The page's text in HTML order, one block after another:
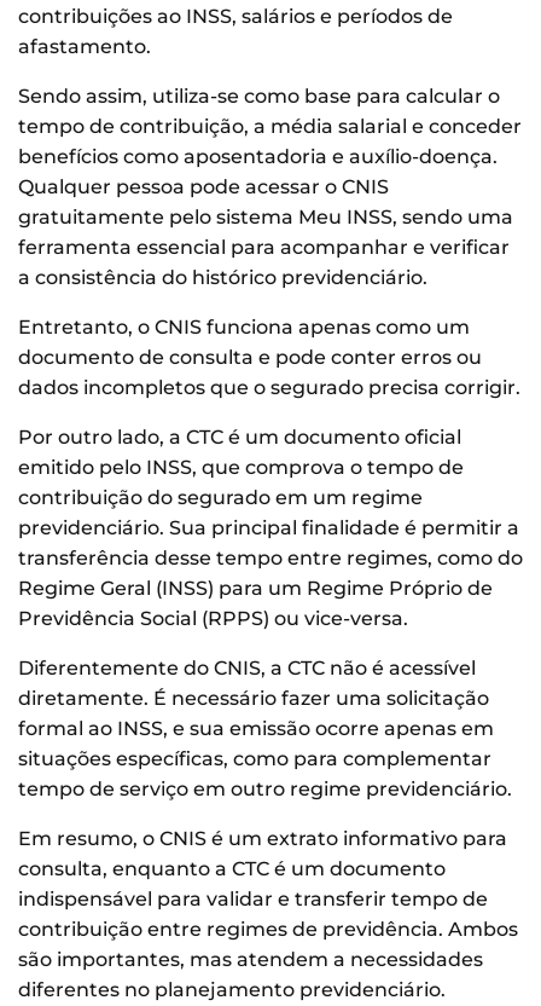
contribuições ao INSS, salários e períodos de
afastamento.
Sendo assim, utiliza-se como base para calcular o
tempo de contribuição, a média salarial e conceder
benefícios como aposentadoria e auxílio-doença.
Qualquer pessoa pode acessar o CNIS
gratuitamente pelo sistema Meu INSS, sendo uma
ferramenta essencial para acompanhar e verificar
a consistência do histórico previdenciário.
Entretanto, o CNIS funciona apenas como um
documento de consulta e pode conter erros ou
dados incompletos que o segurado precisa corrigir.
Por outro lado, a CTC é um documento oficial
emitido pelo INSS, que comprova o tempo de
contribuição do segurado em um regime
previdenciário. Sua principal finalidade é permitir a
transferência desse tempo entre regimes, como do
Regime Geral (INSS) para um Regime Próprio de
Previdência Social (RPPS) ou vice-versa.
Diferentemente do CNIS, a CTC não é acessível
diretamente. É necessário fazer uma solicitação
formal ao INSS, e sua emissão ocorre apenas em
situações específicas, como para complementar
tempo de serviço em outro regime previdenciário.
Em resumo, o CNIS é um extrato informativo para
consulta, enquanto a CTC é um documento
indispensável para validar e transferir tempo de
contribuição entre regimes de previdência. Ambos
são importantes, mas atendem a necessidades
diferentes no planejamento previdenciário.